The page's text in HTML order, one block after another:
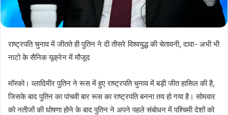
राष्ट्रपति चुनाव में जीतते ही पुतिन ने दी तीसरे विश्वयुद्ध की चेतावनी, दावा- अभी भी
नाटो के सैनिक यूक्रेन में मौजूद
मॉस्को। व्लादिमीर पुतिन ने रूस में हुए राष्ट्रपति चुनाव में बड़ी जीत हासिल की है,
जिसके बाद पुतिन का पांचवी बार रूस का राष्ट्रपति बनना तय हो गया है। सोमवार
को नतीजों की घोषणा होने के बाद पुतिन ने अपने पहले संबोधन में पश्चिमी देशों को